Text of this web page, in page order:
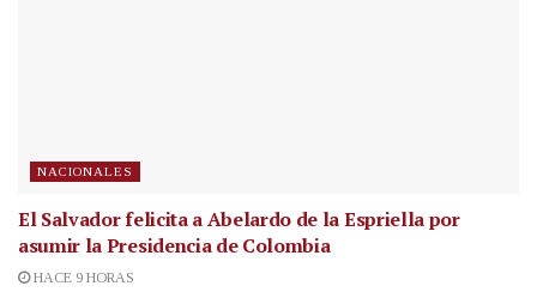
NACIONALES
El Salvador felicita a Abelardo de la Espriella por
asumir la Presidencia de Colombia
HACE 9 HORAS